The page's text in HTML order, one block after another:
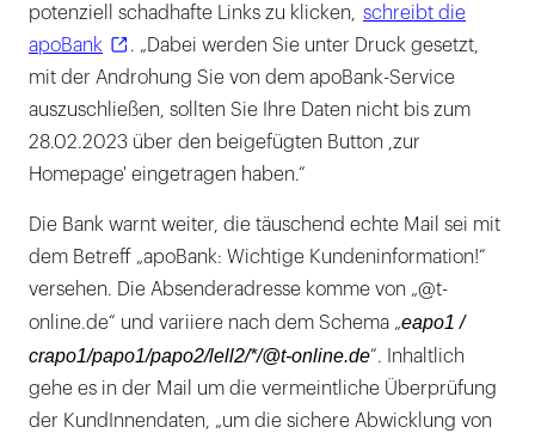
potenziell schadhafte Links zu klicken,
schreibt die
apoBank
. „Dabei werden Sie unter Druck gesetzt,
mit der Androhung Sie von dem apoBank-Service
auszuschließen, sollten Sie Ihre Daten nicht bis zum
28.02.2023 über den beigefügten Button ,zur
Homepage' eingetragen haben.“
Die Bank warnt weiter, die täuschend echte Mail sei mit
dem Betreff „apoBank: Wichtige Kundeninformation!“
versehen. Die Absenderadresse komme von „@t-
online.de“ und variiere nach dem Schema „eapo1 /
crapo1/papo1/papo2/lell2/*/@t-online.de“. Inhaltlich
gehe es in der Mail um die vermeintliche Überprüfung
der KundInnendaten, „um die sichere Abwicklung von